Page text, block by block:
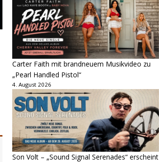
Carter Faith mit brandneuem Musikvideo zu
„Pearl Handled Pistol“
4. August 2026
Son Volt – „Sound Signal Serenades“ erscheint